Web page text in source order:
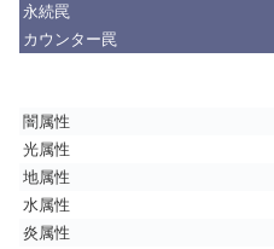
永続罠
カウンター罠
闇属性
光属性
地属性
水属性
炎属性